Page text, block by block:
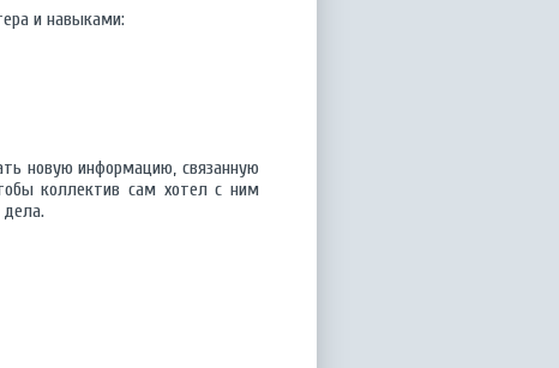
и навыками:
новую информацию, связанную
коллектив сам хотел с ним
дела.